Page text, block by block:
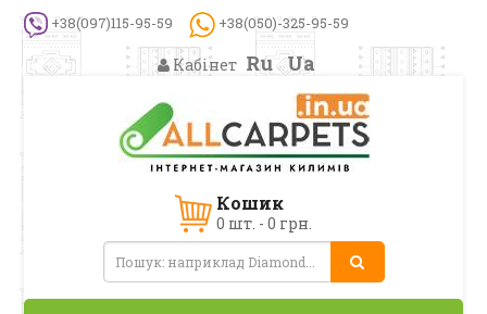
+38(097)115-95-59 +38(050)-325-95-59
Кабінет Ru Ua
Кошик
0 шт. - 0 грн.